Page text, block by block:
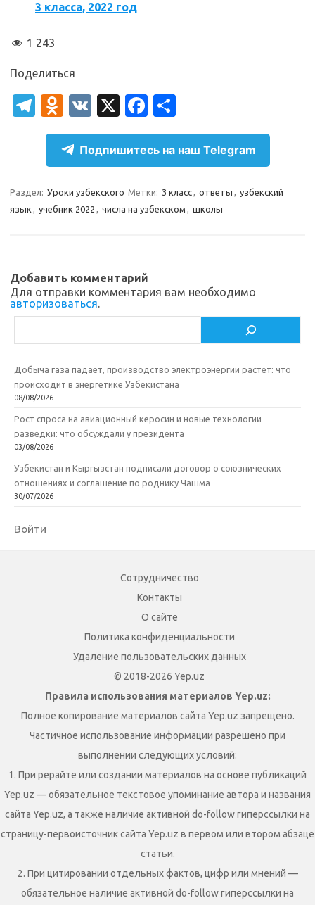
3 класса, 2022 год
1 243
Поделиться
T
el
gr
a
m
O
d
n
o
kl
as
i
V
K
X
Fa
c
e
b
o
o
т
п
р
а
в
ь
Подпишитесь на наш Telegram
Раздел: Уроки узбекского Метки: 3 класс, ответы , узбекский
язык , учебник 2022 , числа на узбекском , школы
Добавить комментарий
Для отправки комментария вам необходимо
авторизоваться.
Добыча газа падает, производство электроэнергии растет: что
происходит в энергетике Узбекистана
08/08/2026
Рост спроса на авиационный керосин и новые технологии
разведки: что обсуждали у президента
03/08/2026
Узбекистан и Кыргызстан подписали договор о союзнических
отношениях и соглашение по роднику Чашма
30/07/2026
Войти
Сотрудничество
Контакты
О сайте
Политика конфиденциальности
Удаление пользовательских данных
© 2018-2026 Yep.uz
Правила использования материалов Yep.uz:
Полное копирование материалов сайта Yep.uz запрещено.
Частичное использование информации разрешено при
выполнении следующих условий:
1. При рерайте или создании материалов на основе публикаций
Yep.uz — обязательное текстовое упоминание автора и названия
сайта Yep.uz, а также наличие активной do-follow гиперссылки на
страницу-первоисточник сайта Yep.uz в первом или втором абзаце
статьи.
2. При цитировании отдельных фактов, цифр или мнений —
обязательное наличие активной do-follow гиперссылки на